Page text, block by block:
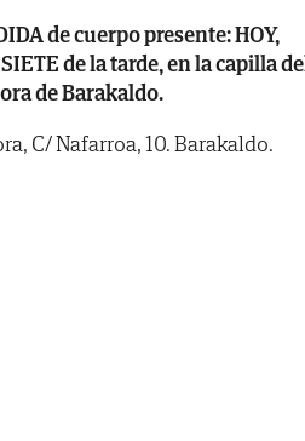
de cuerpo presente: HOY,
de la tarde, en la capilla
de Barakaldo.
C/ Nafarroa, 10. Barakaldo.